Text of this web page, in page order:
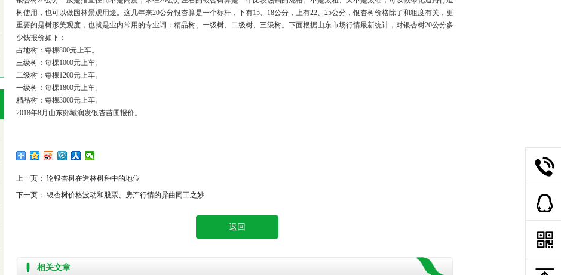
树使用，也可以做园林景观用途。这几年来20公分银杏算是一个标杆，下有15、18公分，上有22、25公分， 银杏树价格除了和粗度有关，更
重要的是树形美观度，也就是业内常用的专业词：精品树、一级树、二级树、三级树。下面根据山东市场行情最新统计，对银杏树20公分多
少钱报价如下：
占地树：每棵800元上车。
三级树：每棵1000元上车。
二级树：每棵1200元上车。
一级树：每棵1800元上车。
精品树：每棵3000元上车。
2018年8月山东郯城润发银杏苗圃报价。
上一页： 论银杏树在造林树种中的地位
下一页： 银杏树价格波动和股票、房产行情的异曲同工之妙
返回
相关文章